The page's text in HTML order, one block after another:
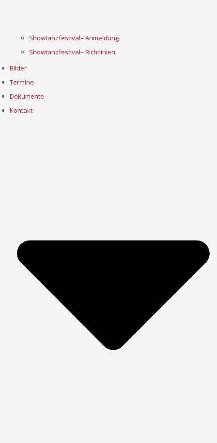
Showtanzfestival– Anmeldung
Showtanzfestival– Richtlinien
Bilder
Termine
Dokumente
Kontakt